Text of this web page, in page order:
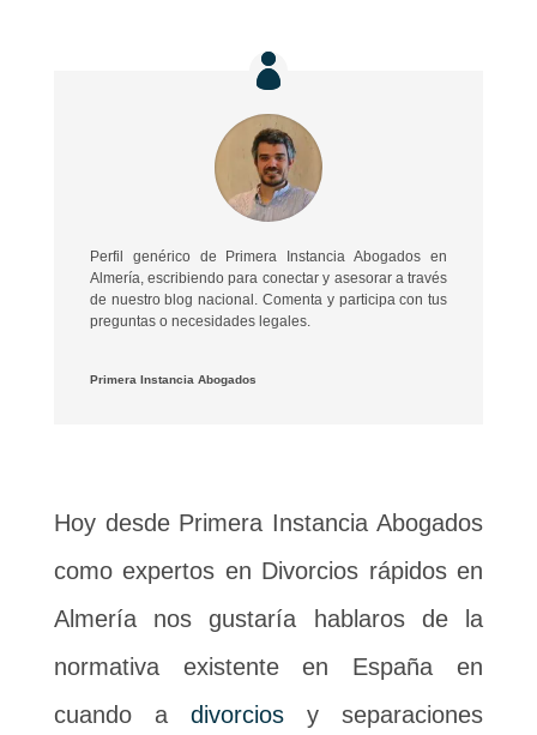
Perfil genérico de Primera Instancia Abogados en
Almería, escribiendo para conectar y asesorar a través
de nuestro blog nacional. Comenta y participa con tus
preguntas o necesidades legales.
Primera Instancia Abogados
Hoy desde Primera Instancia Abogados
como expertos en Divorcios rápidos en
Almería nos gustaría hablaros de la
normativa existente en España en
cuando a divorcios y separaciones